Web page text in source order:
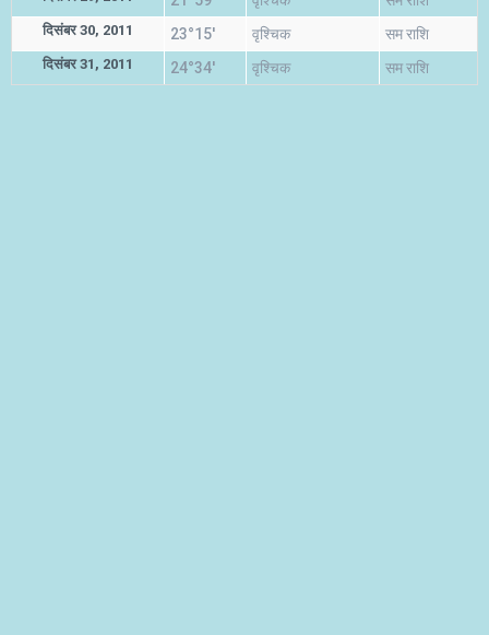
दिसंबर 30, 2011 23°15' वृश्चिक सम राशि
दिसंबर 31, 2011 24°34' वृश्चिक सम राशि